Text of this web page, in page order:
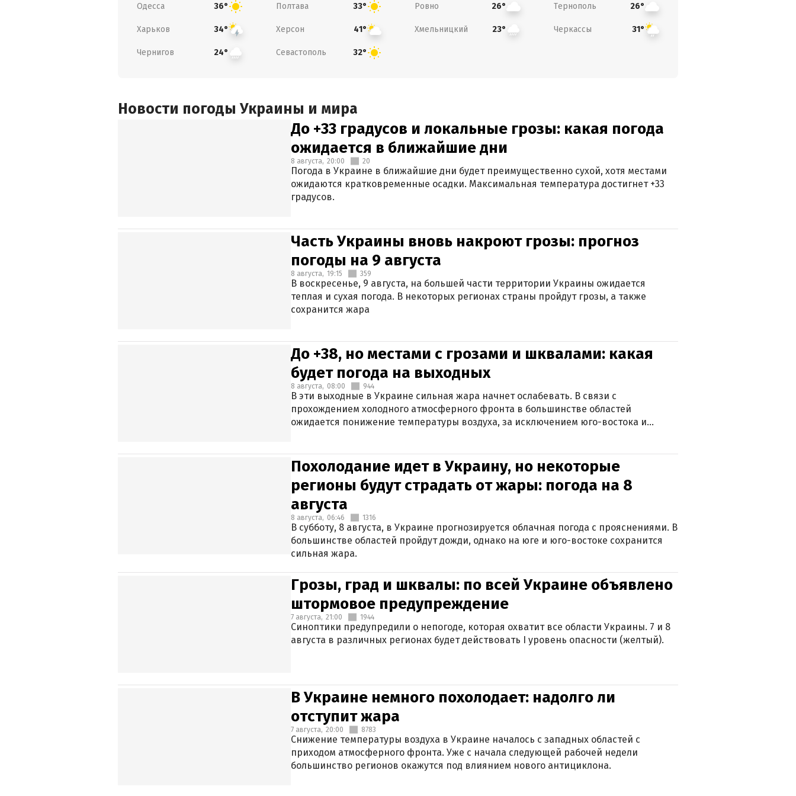
Одесса 36° Полтава 33° Ровно 26° Тернополь 26°
Харьков 34° Херсон 41° Хмельницкий 23° Черкассы 31°
Чернигов 24° Севастополь 32°
Новости погоды Украины и мира
До +33 градусов и локальные грозы: какая погода
ожидается в ближайшие дни
8 августа, 20:00 20
Погода в Украине в ближайшие дни будет преимущественно сухой, хотя местами
ожидаются кратковременные осадки. Максимальная температура достигнет +33
градусов.
Часть Украины вновь накроют грозы: прогноз
погоды на 9 августа
8 августа, 19:15 359
В воскресенье, 9 августа, на большей части территории Украины ожидается
теплая и сухая погода. В некоторых регионах страны пройдут грозы, а также
сохранится жара
До +38, но местами с грозами и шквалами: какая
будет погода на выходных
8 августа, 08:00 944
В эти выходные в Украине сильная жара начнет ослабевать. В связи с
прохождением холодного атмосферного фронта в большинстве областей
ожидается понижение температуры воздуха, за исключением юго-востока и
Похолодание идет в Украину, но некоторые
регионы будут страдать от жары: погода на 8
августа
8 августа, 06:46 1316
В субботу, 8 августа, в Украине прогнозируется облачная погода с прояснениями. В
большинстве областей пройдут дожди, однако на юге и юго-востоке сохранится
сильная жара.
Грозы, град и шквалы: по всей Украине объявлено
штормовое предупреждение
7 августа, 21:00 1944
Синоптики предупредили о непогоде, которая охватит все области Украины. 7 и 8
августа в различных регионах будет действовать I уровень опасности (желтый).
В Украине немного похолодает: надолго ли
отступит жара
7 августа, 20:00 8783
Снижение температуры воздуха в Украине началось с западных областей с
приходом атмосферного фронта. Уже с начала следующей рабочей недели
большинство регионов окажутся под влиянием нового антициклона.